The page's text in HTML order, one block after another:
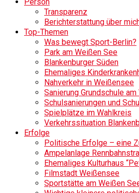
Transparenz
Berichterstattung über
Top-Themen
Was bewegt Sport-Berlin?
Park am Weißen See
Blankenburger Süden
Ehemaliges
Nahverkehr in Weißensee
Sanierung Grundschule
Schulsanierungen und
Spielplätze im Wahlkreis
Verkehrssituation
Erfolge
Politische Erfolge – eine
Ampelanlage
Ehemaliges Kulturhaus
Filmstadt Weißensee
Sportstätte am Weißen